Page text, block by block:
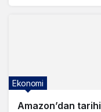
Amazon’dan tarihi
Ekonomi